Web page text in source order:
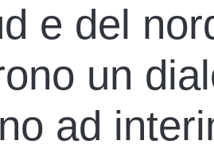
e del
un
ad